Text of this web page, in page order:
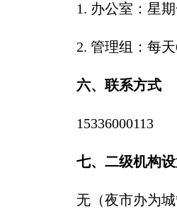
1. 办公室：星
2. 管理组：每
六、联系方式
15336000113
七、二级机构
无（夜市办为